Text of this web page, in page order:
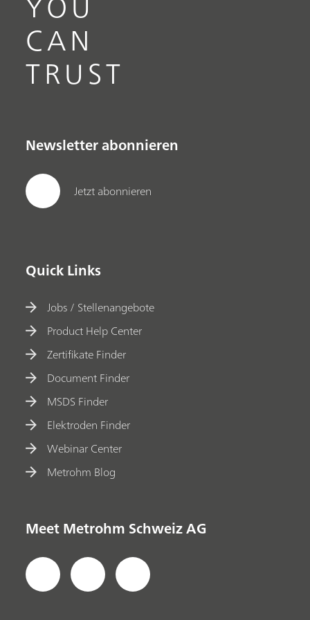
CAN
TRUST
Newsletter abonnieren
Jetzt abonnieren
Quick Links
Jobs / Stellenangebote
Product Help Center
Zertifikate Finder
Document Finder
MSDS Finder
Elektroden Finder
Webinar Center
Metrohm Blog
Meet Metrohm Schweiz AG